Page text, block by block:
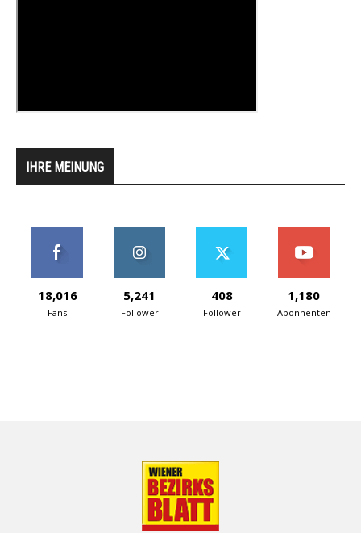
IHRE MEINUNG
18,016
Fans
5,241
Follower
408
Follower
1,180
Abonnenten